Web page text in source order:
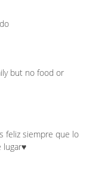
but no food or
feliz siempre que lo
lugar♥️